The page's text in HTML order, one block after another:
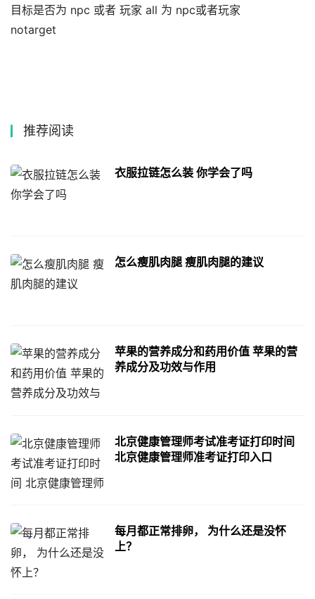
目标是否为 npc 或者 玩家 all 为 npc或者玩家
notarget
推荐阅读
衣服拉链怎么装 你学会了吗
怎么瘦肌肉腿 瘦肌肉腿的建议
苹果的营养成分和药用价值 苹果的营
养成分及功效与作用
北京健康管理师考试准考证打印时间
北京健康管理师准考证打印入口
每月都正常排卵， 为什么还是没怀
上？